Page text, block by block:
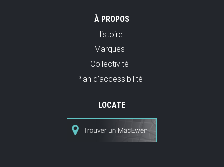
À PROPOS
Histoire
Marques
Collectivité
Plan d’accessibilité
LOCATE